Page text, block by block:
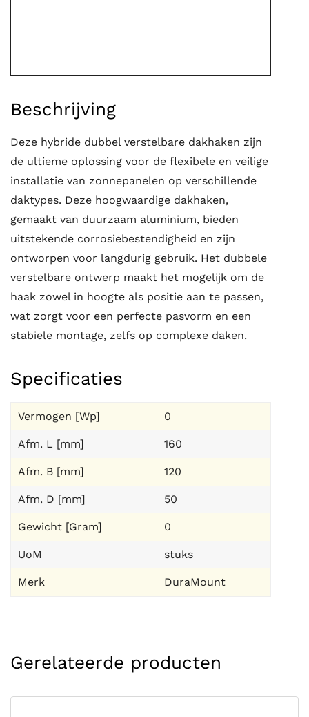
Beschrijving
Deze hybride dubbel verstelbare dakhaken zijn
de ultieme oplossing voor de flexibele en veilige
installatie van zonnepanelen op verschillende
daktypes. Deze hoogwaardige dakhaken,
gemaakt van duurzaam aluminium, bieden
uitstekende corrosiebestendigheid en zijn
ontworpen voor langdurig gebruik. Het dubbele
verstelbare ontwerp maakt het mogelijk om de
haak zowel in hoogte als positie aan te passen,
wat zorgt voor een perfecte pasvorm en een
stabiele montage, zelfs op complexe daken.
Specificaties
Vermogen [Wp] 0
Afm. L [mm] 160
Afm. B [mm] 120
Afm. D [mm] 50
Gewicht [Gram] 0
UoM stuks
Merk DuraMount
Gerelateerde producten